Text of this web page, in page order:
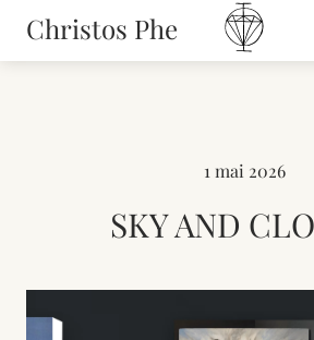
Christos Phe
1 mai 2026
SKY AND